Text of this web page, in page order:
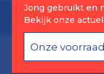
Jong gebruikt en
Bekijk onze
Onze voorraad